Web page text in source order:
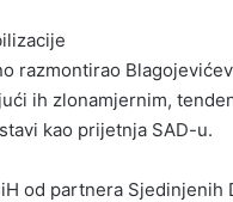
razmontirao
ih zlonamjernim,
kao prijetnja SAD-u.
od partnera